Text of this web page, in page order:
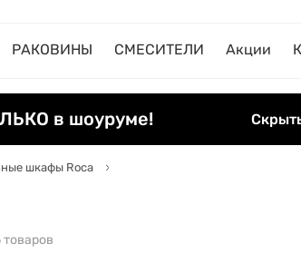
РАКОВИНЫ СМЕСИТЕЛИ Акции
в шоуруме!
шкафы Roca
товаров